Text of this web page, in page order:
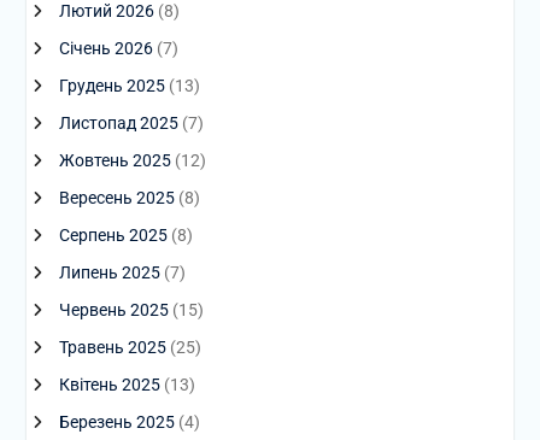
Лютий 2026(8)
Січень 2026(7)
Грудень 2025(13)
Листопад 2025(7)
Жовтень 2025(12)
Вересень 2025(8)
Серпень 2025(8)
Липень 2025(7)
Червень 2025(15)
Травень 2025(25)
Квітень 2025(13)
Березень 2025(4)